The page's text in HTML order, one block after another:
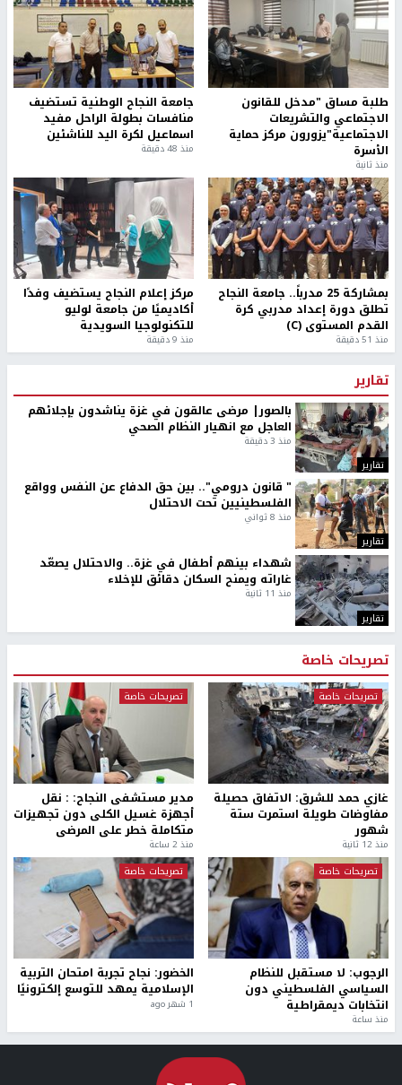
طلبة مساق "مدخل للقانون
الاجتماعي والتشريعات
الاجتماعية"يزورون مركز حماية
الأسرة
منذ ثانية
جامعة النجاح الوطنية تستضيف
منافسات بطولة الراحل مفيد
اسماعيل لكرة اليد للناشئين
منذ 48 دقيقة
بمشاركة 25 مدرباً.. جامعة النجاح
تطلق دورة إعداد مدربي كرة
القدم المستوى (C)
منذ 51 دقيقة
مركز إعلام النجاح يستضيف وفدًا
أكاديميًا من جامعة لوليو
للتكنولوجيا السويدية
منذ 9 دقيقة
تقارير
تقارير
بالصور| مرضى عالقون في غزة يناشدون بإجلائهم
العاجل مع انهيار النظام الصحي
منذ 3 دقيقة
تقارير
" قانون درومي".. بين حق الدفاع عن النفس وواقع
الفلسطينيين تحت الاحتلال
منذ 8 ثواني
تقارير
شهداء بينهم أطفال في غزة.. والاحتلال يصعّد
غاراته ويمنح السكان دقائق للإخلاء
منذ 11 ثانية
تصريحات خاصة
تصريحات خاصة
غازي حمد للشرق: الاتفاق حصيلة
مفاوضات طويلة استمرت ستة
شهور
منذ 12 ثانية
تصريحات خاصة
مدير مستشفى النجاح: : نقل
أجهزة غسيل الكلى دون تجهيزات
متكاملة خطر على المرضى
منذ 2 ساعة
تصريحات خاصة
الرجوب: لا مستقبل للنظام
السياسي الفلسطيني دون
انتخابات ديمقراطية
منذ ساعة
تصريحات خاصة
الخضور: نجاح تجربة امتحان التربية
الإسلامية يمهد للتوسع إلكترونيًا
1 شهر ago